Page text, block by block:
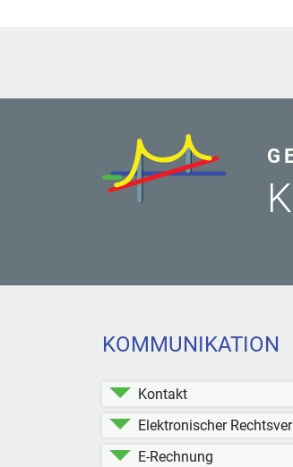
KOMMUNIKATION
Kontakt
Elektronischer
E-Rechnung